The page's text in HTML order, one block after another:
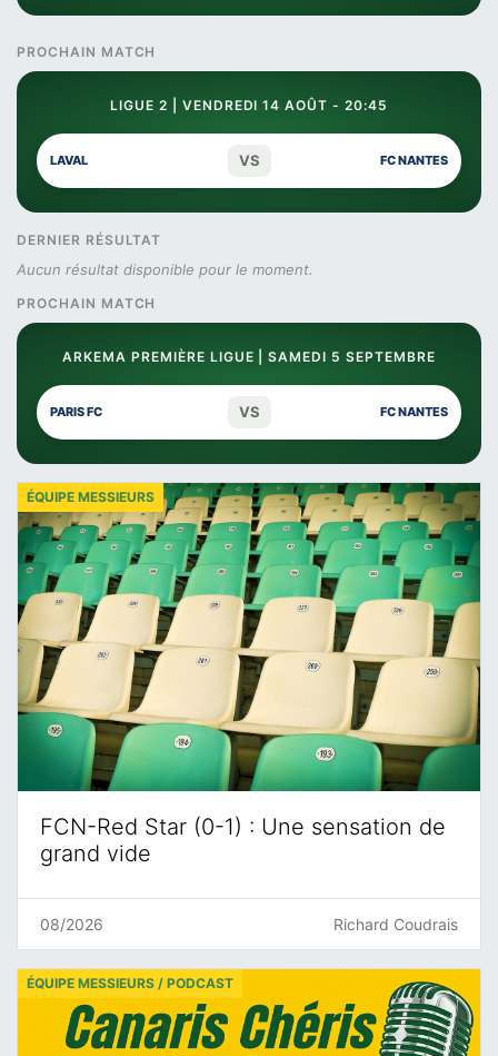
PROCHAIN MATCH
LIGUE 2 | VENDREDI 14 AOÛT - 20:45
LAVAL VS FC NANTES
DERNIER RÉSULTAT
Aucun résultat disponible pour le moment.
PROCHAIN MATCH
ARKEMA PREMIÈRE LIGUE | SAMEDI 5 SEPTEMBRE
PARIS FC VS FC NANTES
FCN-Red Star (0-1) : Une sensation de
grand vide
ÉQUIPE MESSIEURS
08/2026 Richard Coudrais
ÉQUIPE MESSIEURS / PODCAST